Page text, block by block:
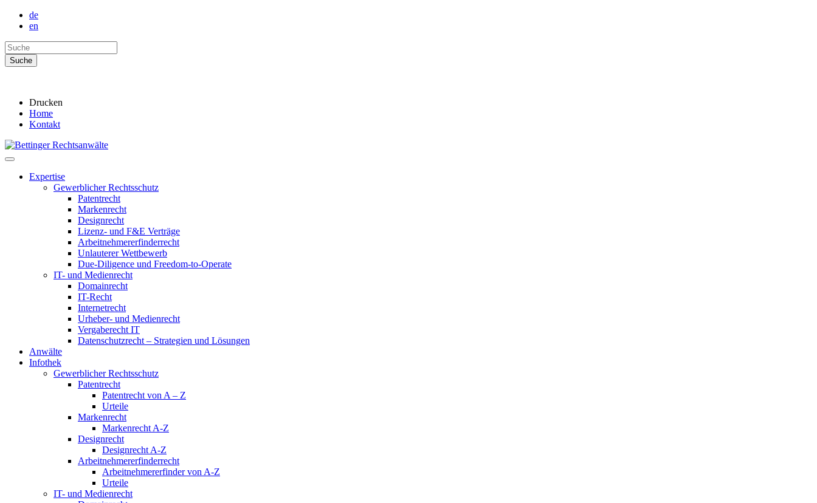
de
en
Drucken
Home
Kontakt
Expertise
Gewerblicher Rechtsschutz
Patentrecht
Markenrecht
Designrecht
Lizenz- und F&E Verträge
Arbeitnehmererfinderrecht
Unlauterer Wettbewerb
Due-Diligence und Freedom-to-Operate
IT- und Medienrecht
Domainrecht
IT-Recht
Internetrecht
Urheber- und Medienrecht
Vergaberecht IT
Datenschutzrecht – Strategien und Lösungen
Anwälte
Infothek
Gewerblicher Rechtsschutz
Patentrecht
Patentrecht von A – Z
Urteile
Markenrecht
Markenrecht A-Z
Designrecht
Designrecht A-Z
Arbeitnehmererfinderrecht
Arbeitnehmererfinder von A-Z
Urteile
IT- und Medienrecht